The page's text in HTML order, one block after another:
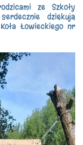
ze Szkoły
dziękują
Łowieckiego nr